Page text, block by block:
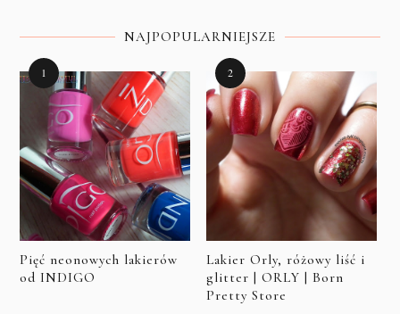
NAJPOPULARNIEJSZE
Pięć neonowych lakierów
od INDIGO
Lakier Orly, różowy liść i
glitter | ORLY | Born
Pretty Store